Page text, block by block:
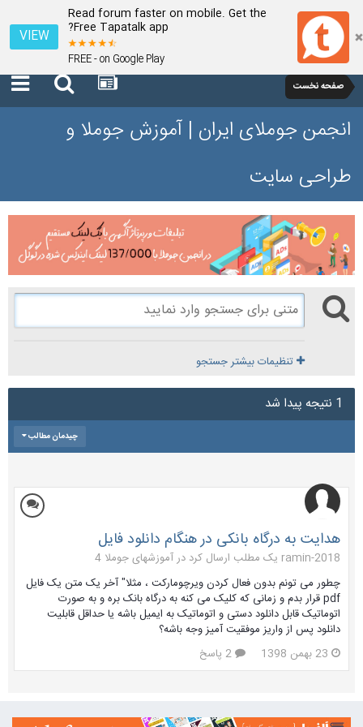
Read forum faster on mobile. Get the
Free Tapatalk app?
FREE - on Google Play
VIEW
صفحه نخست
انجمن جوملای ایران | آموزش جوملا و
طراحی سایت
تنظیمات بیشتر جستجو
1 نتیجه پیدا شد
چیدمان مطالب
هدایت به درگاه بانکی در هنگام دانلود فایل
ramin-2018 یک مطلب ارسال کرد در
آموزشهای جوملا 4
چطور می تونم بدون فعال کردن ویرچومارکت ، مثلا" آخر یک متن یک فایل
pdf قرار بدم و زمانی که کلیک می کنه به درگاه بانک بره و به صورت
اتوماتیک قابل دانلود دستی و اتوماتیک به ایمیل باشه یا حداقل قابلیت
دانلود پس از واریز موفقیت آمیز وجه باشه؟
23 بهمن 1398